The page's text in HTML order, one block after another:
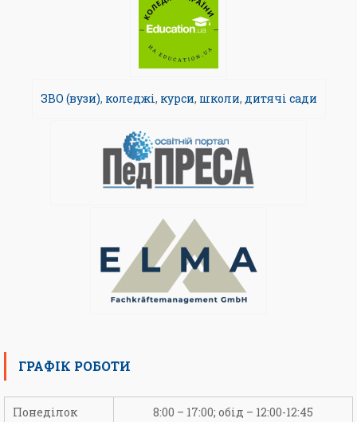
ЗВО (вузи), коледжі, курси, школи, дитячі сади
ГРАФІК РОБОТИ
Понеділок 8:00 – 17:00; обід – 12:00-12:45